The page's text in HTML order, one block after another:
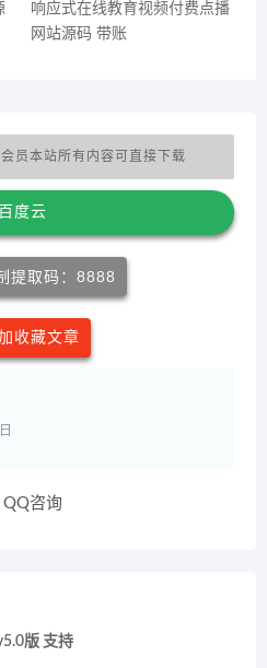
响应式在线教育视频付费点播
网站源码 带账
员本站所有内容可直接下载
百度云
提取码：8888
收藏文章
咨询
版 支持